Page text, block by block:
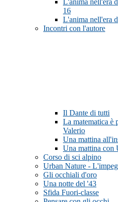
L'anima nell'era
16
L'anima nell'era
Incontri con l'autore
Il Dante di tutti
La matematica è
Valerio
Una mattina
Una mattina con
Corso di sci alpino
Urban Nature -
Gli occhiali d'oro
Una notte del '43
Sfida Fuori-classe